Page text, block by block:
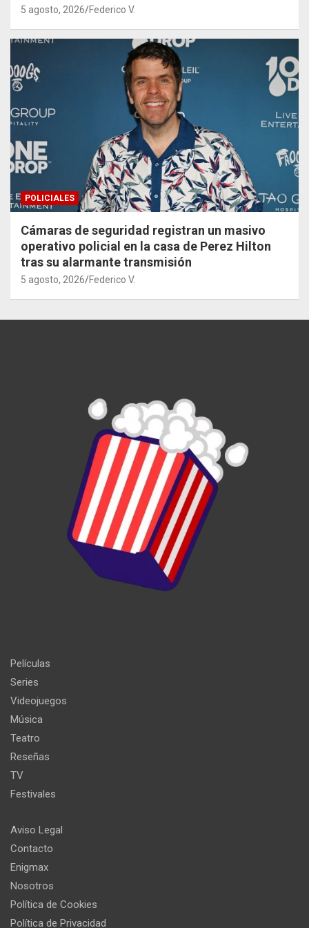
5 agosto, 2026 Federico V.
POLICIALES
Cámaras de seguridad registran un masivo
operativo policial en la casa de Perez Hilton
tras su alarmante transmisión
5 agosto, 2026 Federico V.
Películas
Series
Videojuegos
Música
Teatro
Reseñas
TV
Festivales
Aviso Legal
Contacto
Enigmax
Nosotros
Política de Cookies
Política de Privacidad